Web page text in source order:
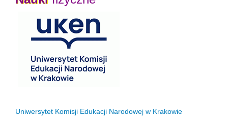
Uniwersytet Komisji Edukacji Narodowej w Krakowie